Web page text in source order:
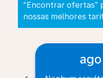
“Encontrar ofertas”
nossas melhores